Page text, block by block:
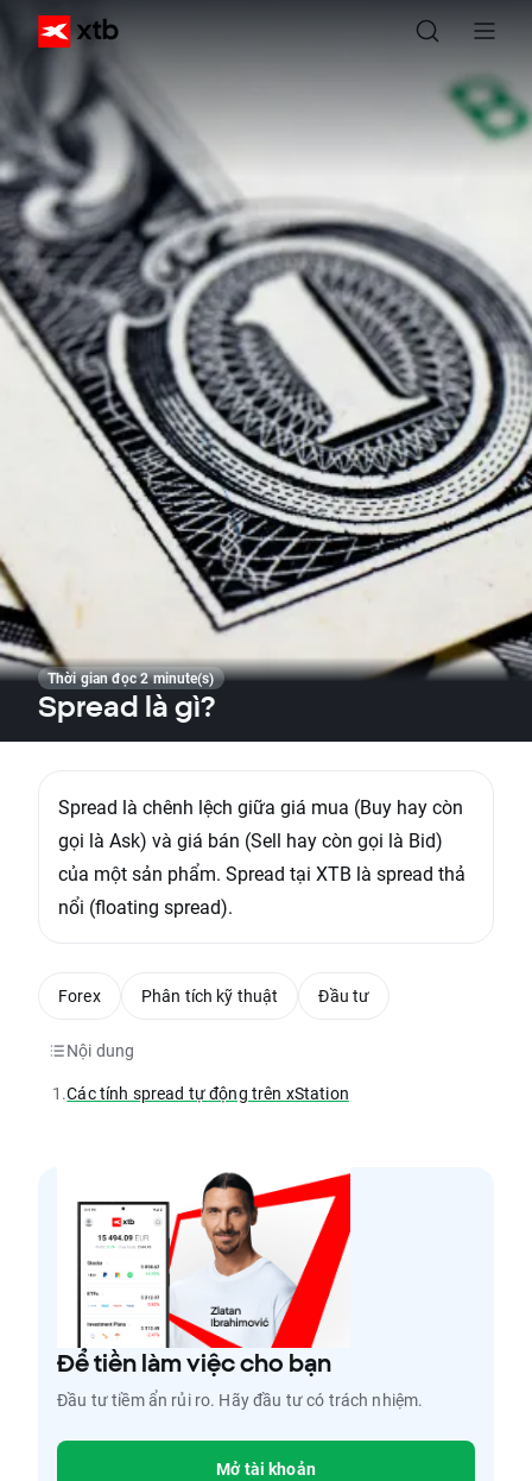
Thời gian đọc 2 minute(s)
Spread là gì?
Spread là chênh lệch giữa giá mua (Buy hay còn
gọi là Ask) và giá bán (Sell hay còn gọi là Bid)
của một sản phẩm. Spread tại XTB là spread thả
nổi (floating spread).
Nội dung
1.Các tính spread tự động trên xStation
Để tiền làm việc cho bạn
Đầu tư tiềm ẩn rủi ro. Hãy đầu tư có trách nhiệm.
Mở tài khoản
Forex Phân tích kỹ thuật Đầu tư